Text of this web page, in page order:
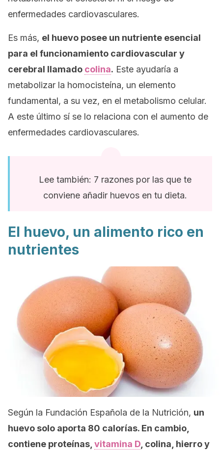
enfermedades cardiovasculares.
Es más, el huevo posee un nutriente esencial
para el funcionamiento cardiovascular y
cerebral llamado colina. Este ayudaría a
metabolizar la homocisteína, un elemento
fundamental, a su vez, en el metabolismo celular.
A este último sí se lo relaciona con el aumento de
enfermedades cardiovasculares.
Lee también: 7 razones por las que te
conviene añadir huevos en tu dieta.
El huevo, un alimento rico en
nutrientes
Según la Fundación Española de la Nutrición, un
huevo solo aporta 80 calorías. En cambio,
contiene proteínas, vitamina D , colina, hierro y